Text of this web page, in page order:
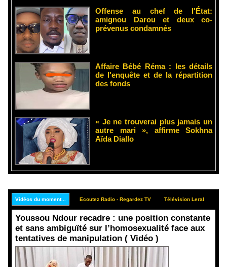
Offense au chef de l'État:
amignou Darou et deux co-
prévenus condamnés
Affaire Bébé Réma : les détails
de l'enquête et de la répartition
des fonds
« Je ne trouverai plus jamais un
autre mari », affirme Sokhna
Aïda Diallo
Vidéos du moment... Ecoutez Radio - Regardez TV Télévision Leral
Youssou Ndour recadre : une position constante
et sans ambiguïté sur l’homosexualité face aux
tentatives de manipulation ( Vidéo )